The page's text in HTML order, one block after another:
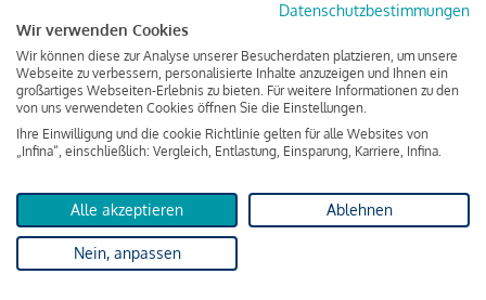
Brixner Straße 2/4
6020 Innsbruck
T+43 512 584380
office@infina.at
Impressum
Datenschutz & Cookies
Datenschutzbestimmungen
Wir verwenden Cookies
Wir können diese zur Analyse unserer Besucherdaten platzieren, um unsere
Webseite zu verbessern, personalisierte Inhalte anzuzeigen und Ihnen ein
großartiges Webseiten-Erlebnis zu bieten. Für weitere Informationen zu den
von uns verwendeten Cookies öffnen Sie die Einstellungen.
Ihre Einwilligung und die cookie Richtlinie gelten für alle Websites von
„Infina“, einschließlich: Vergleich, Entlastung, Einsparung, Karriere, Infina.
Alle akzeptieren Ablehnen
Nein, anpassen